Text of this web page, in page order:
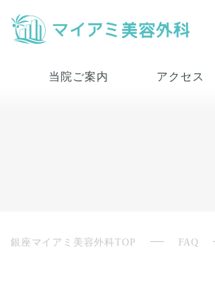
当院ご案内 アクセス
銀座マイアミ美容外科TOP FAQ